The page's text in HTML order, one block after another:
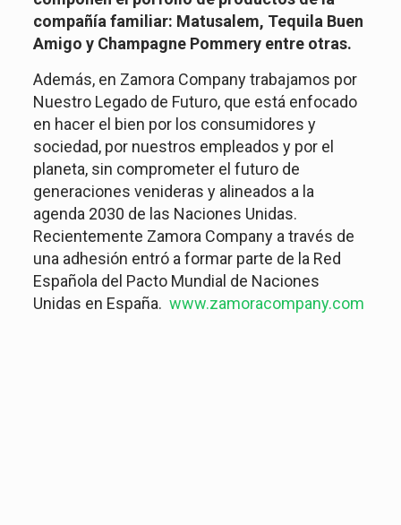
compañía familiar: Matusalem, Tequila Buen
Amigo y Champagne Pommery entre otras.
Además, en Zamora Company trabajamos por
Nuestro Legado de Futuro, que está enfocado
en hacer el bien por los consumidores y
sociedad, por nuestros empleados y por el
planeta, sin comprometer el futuro de
generaciones venideras y alineados a la
agenda 2030 de las Naciones Unidas.
Recientemente Zamora Company a través de
una adhesión entró a formar parte de la Red
Española del Pacto Mundial de Naciones
Unidas en España. www.zamoracompany.com